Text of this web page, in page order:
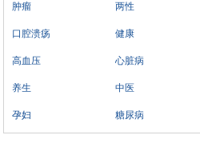
肿瘤 两性
口腔溃疡 健康
高血压 心脏病
养生 中医
孕妇 糖尿病